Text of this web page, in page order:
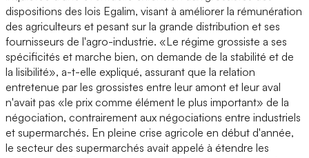
dispositions des lois Egalim, visant à améliorer la rémunération
des agriculteurs et pesant sur la grande distribution et ses
fournisseurs de l'agro-industrie. «Le régime grossiste a ses
spécificités et marche bien, on demande de la stabilité et de
la lisibilité», a-t-elle expliqué, assurant que la relation
entretenue par les grossistes entre leur amont et leur aval
n'avait pas «le prix comme élément le plus important» de la
négociation, contrairement aux négociations entre industriels
et supermarchés. En pleine crise agricole en début d'année,
le secteur des supermarchés avait appelé à étendre les